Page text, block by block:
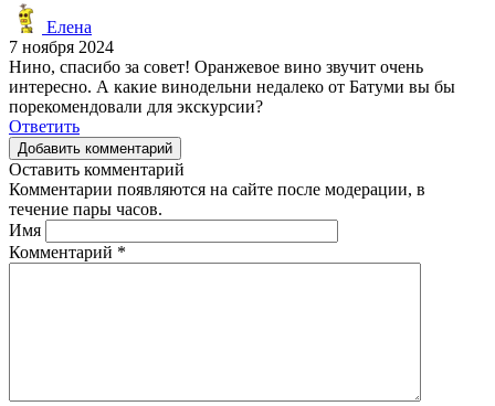
Елена
7 ноября 2024
Нино, спасибо за совет! Оранжевое вино звучит очень
интересно. А какие винодельни недалеко от Батуми вы бы
порекомендовали для экскурсии?
Ответить
Добавить комментарий
Оставить комментарий
Комментарии появляются на сайте после модерации, в
течение пары часов.
Имя
Комментарий *